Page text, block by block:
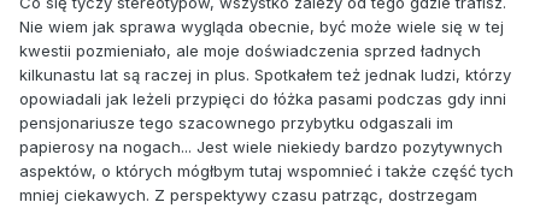
Nie wiem jak sprawa wygląda obecnie, być może wiele się w tej
kwestii pozmieniało, ale moje doświadczenia sprzed ładnych
kilkunastu lat są raczej in plus. Spotkałem też jednak ludzi, którzy
opowiadali jak leżeli przypięci do łóżka pasami podczas gdy inni
pensjonariusze tego szacownego przybytku odgaszali im
papierosy na nogach... Jest wiele niekiedy bardzo pozytywnych
aspektów, o których mógłbym tutaj wspomnieć i także część tych
mniej ciekawych. Z perspektywy czasu patrząc, dostrzegam